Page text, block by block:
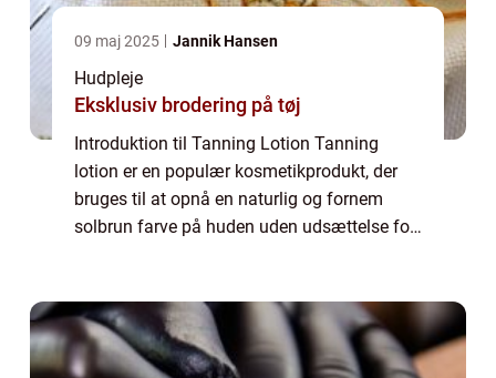
09 maj 2025 Jannik Hansen
Hudpleje
Eksklusiv brodering på tøj
Introduktion til Tanning Lotion Tanning
lotion er en populær kosmetikprodukt, der
bruges til at opnå en naturlig og fornem
solbrun farve på huden uden udsættelse for